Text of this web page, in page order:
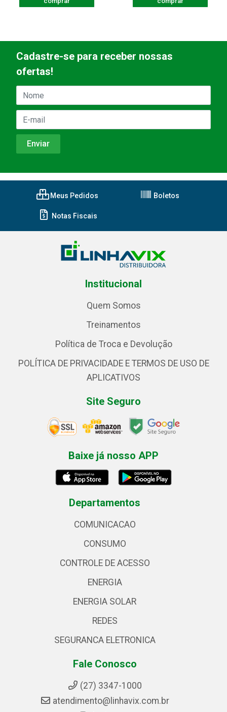
Cadastre-se para receber nossas
ofertas!
Meus Pedidos Boletos
Notas Fiscais
Institucional
Quem Somos
Treinamentos
Política de Troca e Devolução
POLÍTICA DE PRIVACIDADE E TERMOS DE USO DE
APLICATIVOS
Site Seguro
Baixe já nosso APP
Departamentos
COMUNICACAO
CONSUMO
CONTROLE DE ACESSO
ENERGIA
ENERGIA SOLAR
REDES
SEGURANCA ELETRONICA
Fale Conosco
(27) 3347-1000
atendimento@linhavix.com.br